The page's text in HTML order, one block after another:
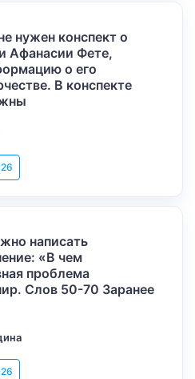
нужен конспект о
Афанасии Фете,
о его
В конспекте
написать
«В чем
проблема
Слов 50-70 Заранее